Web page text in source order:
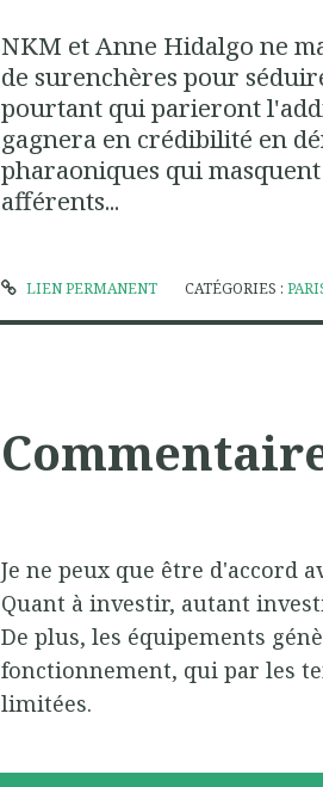
NKM et Anne Hidalgo ne
de surenchères pour
pourtant qui parieront
gagnera en crédibilité en
pharaoniques qui
afférents...
LIEN PERMANENT CATÉGORIES :
Je ne peux que être d'accord
Quant à investir, autant
De plus, les équipements
fonctionnement, qui par les
limitées.